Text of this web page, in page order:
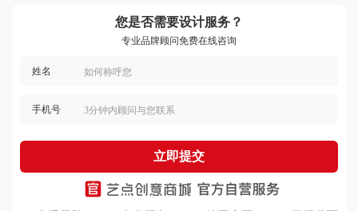
您是否需要设计服务？
专业品牌顾问免费在线咨询
姓名
手机号
立即提交
的作品我很喜欢，出稿速度快，质量高，节省了不少
时间，不错！
2022-09-19 01:46:27 所在地：河南
用户 177****6670：
设计水平很高，服务人员很热情，沟通顺畅，设计的
很强！
用户 159****8371：
设计师注重细节，沟通顺畅，服务很不错，价格公
道，设计作品很有创意，我很满意，确实不错！
2022-11-15 02:37:36 所在地：上海